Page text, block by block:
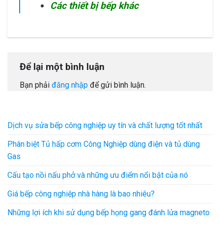
Các thiết bị bếp khác
Để lại một bình luận
Bạn phải đăng nhập để gửi bình luận.
Dịch vụ sửa bếp công nghiệp uy tín và chất lượng tốt nhất
Phân biệt Tủ hấp cơm Công Nghiệp dùng điện và tủ dùng
Gas
Cấu tạo nồi nấu phở và những ưu điểm nổi bật của nó
Giá bếp công nghiệp nhà hàng là bao nhiêu?
Những lợi ích khi sử dụng bếp họng gang đánh lửa magneto